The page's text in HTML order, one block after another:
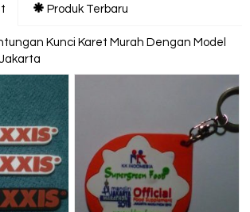
Produk Terbaru
Kunci Karet Murah Dengan Model